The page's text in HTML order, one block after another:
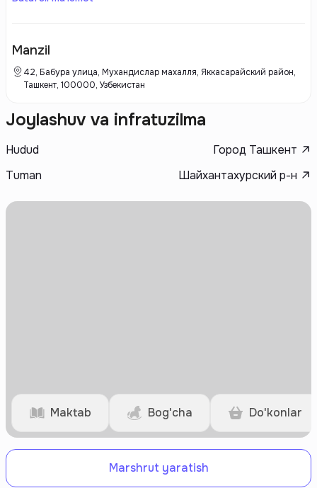
Manzil
42, Бабура улица, Мухандислар махалля, Яккасарайский район,
Ташкент, 100000, Узбекистан
Joylashuv va infratuzilma
Hudud
Город Ташкент
Tuman
Шайхантахурский р-н
Maktab Bog'cha Do'konlar
Marshrut yaratish